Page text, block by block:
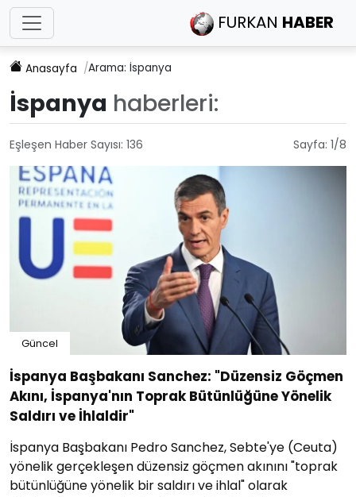
FURKAN HABER
Anasayfa Arama: İspanya
İspanya haberleri:
Eşleşen Haber Sayısı: 136 Sayfa: 1/8
Güncel
İspanya Başbakanı Sanchez: "Düzensiz Göçmen
Akını, İspanya'nın Toprak Bütünlüğüne Yönelik
Saldırı ve İhlaldir"
İspanya Başbakanı Pedro Sanchez, Sebte'ye (Ceuta)
yönelik gerçekleşen düzensiz göçmen akınını "toprak
bütünlüğüne yönelik bir saldırı ve ihlal" olarak